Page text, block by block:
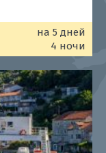
на 5 дней
4 ночи